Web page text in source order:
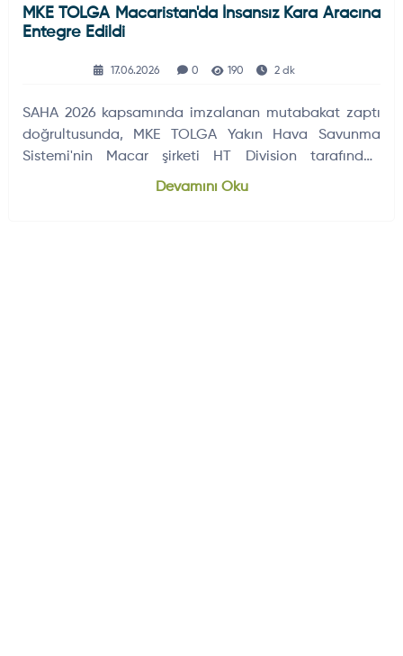
MKE TOLGA Macaristan'da İnsansız Kara Aracına
Entegre Edildi
17.06.2026 0 190 2 dk
SAHA 2026 kapsamında imzalanan mutabakat zaptı
doğrultusunda, MKE TOLGA Yakın Hava Savunma
Sistemi'nin Macar şirketi HT Division tarafından
Devamını Oku